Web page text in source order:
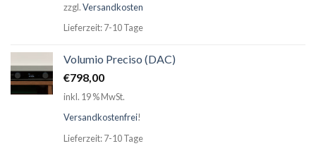
zzgl.Versandkosten
Lieferzeit: 7-10 Tage
Volumio Preciso (DAC)
€798,00
inkl. 19 % MwSt.
Versandkostenfrei!
Lieferzeit: 7-10 Tage